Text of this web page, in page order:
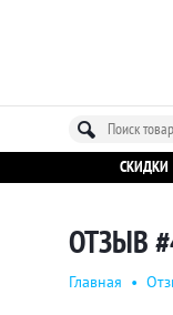
СКИДКИ
ОТЗЫВ
Главная •